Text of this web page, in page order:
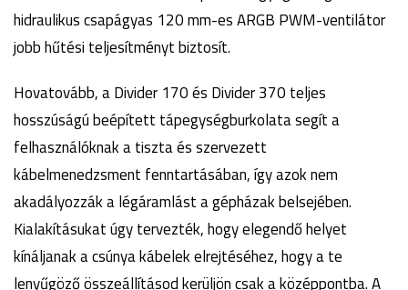
hidraulikus csapágyas 120 mm-es ARGB PWM-ventilátor
jobb hűtési teljesítményt biztosít.
Hovatovább, a Divider 170 és Divider 370 teljes
hosszúságú beépített tápegységburkolata segít a
felhasználóknak a tiszta és szervezett
kábelmenedzsment fenntartásában, így azok nem
akadályozzák a légáramlást a gépházak belsejében.
Kialakításukat úgy tervezték, hogy elegendő helyet
kínáljanak a csúnya kábelek elrejtéséhez, hogy a te
lenyűgöző összeállításod kerüljön csak a középpontba. A